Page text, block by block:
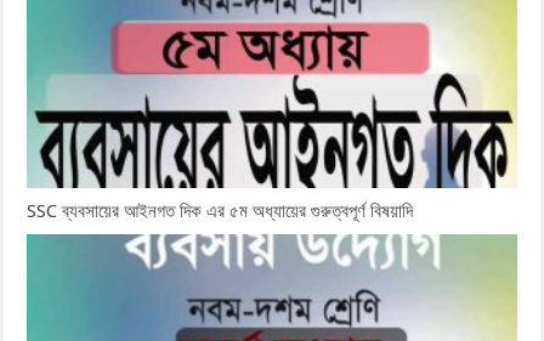
SSC ব্যবসায়ের আইনগত দিক এর ৫ম অধ্যায়ের গুরুত্বপূর্ণ বিষয়াদি